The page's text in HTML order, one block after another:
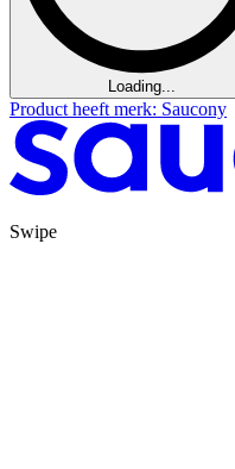
Loading...
Product heeft merk: Saucony
Swipe